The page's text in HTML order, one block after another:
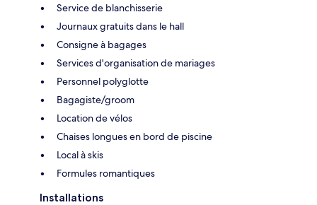
Service de blanchisserie
Journaux gratuits dans le hall
Consigne à bagages
Services d'organisation de mariages
Personnel polyglotte
Bagagiste/groom
Location de vélos
Chaises longues en bord de piscine
Local à skis
Formules romantiques
Installations